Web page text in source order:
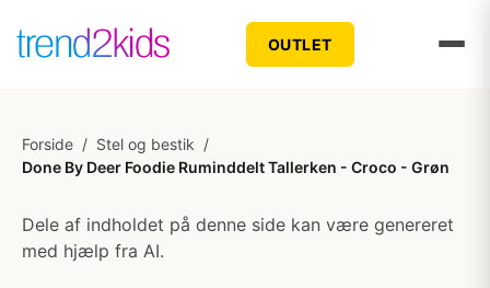
OUTLET
Forside / Stel og bestik /
Done By Deer Foodie Ruminddelt Tallerken - Croco - Grøn
Dele af indholdet på denne side kan være genereret
med hjælp fra AI.